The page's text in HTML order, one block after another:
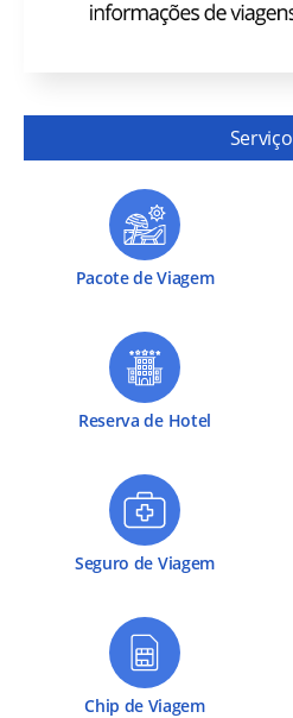
Pacote de Viagem
Reserva de Hotel
Seguro de Viagem
Chip de Viagem